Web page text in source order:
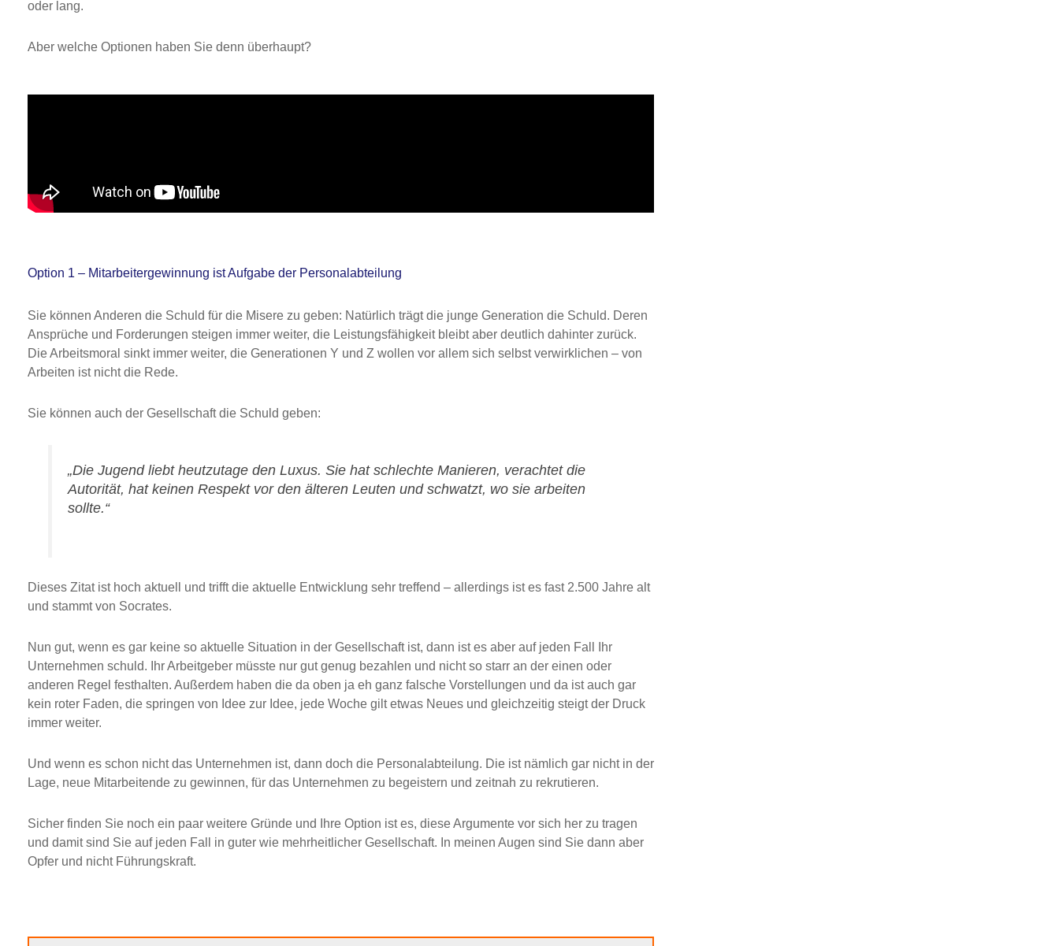
oder lang.
Aber welche Optionen haben Sie denn überhaupt?
Option 1 – Mitarbeitergewinnung ist Aufgabe der Personalabteilung
Sie können Anderen die Schuld für die Misere zu geben: Natürlich trägt die junge Generation die Schuld. Deren
Ansprüche und Forderungen steigen immer weiter, die Leistungsfähigkeit bleibt aber deutlich dahinter zurück.
Die Arbeitsmoral sinkt immer weiter, die Generationen Y und Z wollen vor allem sich selbst verwirklichen – von
Arbeiten ist nicht die Rede.
Sie können auch der Gesellschaft die Schuld geben:
„Die Jugend liebt heutzutage den Luxus. Sie hat schlechte Manieren, verachtet die
Autorität, hat keinen Respekt vor den älteren Leuten und schwatzt, wo sie arbeiten
sollte.“
Dieses Zitat ist hoch aktuell und trifft die aktuelle Entwicklung sehr treffend – allerdings ist es fast 2.500 Jahre alt
und stammt von Socrates.
Nun gut, wenn es gar keine so aktuelle Situation in der Gesellschaft ist, dann ist es aber auf jeden Fall Ihr
Unternehmen schuld. Ihr Arbeitgeber müsste nur gut genug bezahlen und nicht so starr an der einen oder
anderen Regel festhalten. Außerdem haben die da oben ja eh ganz falsche Vorstellungen und da ist auch gar
kein roter Faden, die springen von Idee zur Idee, jede Woche gilt etwas Neues und gleichzeitig steigt der Druck
immer weiter.
Und wenn es schon nicht das Unternehmen ist, dann doch die Personalabteilung. Die ist nämlich gar nicht in der
Lage, neue Mitarbeitende zu gewinnen, für das Unternehmen zu begeistern und zeitnah zu rekrutieren.
Sicher finden Sie noch ein paar weitere Gründe und Ihre Option ist es, diese Argumente vor sich her zu tragen
und damit sind Sie auf jeden Fall in guter wie mehrheitlicher Gesellschaft. In meinen Augen sind Sie dann aber
Opfer und nicht Führungskraft.